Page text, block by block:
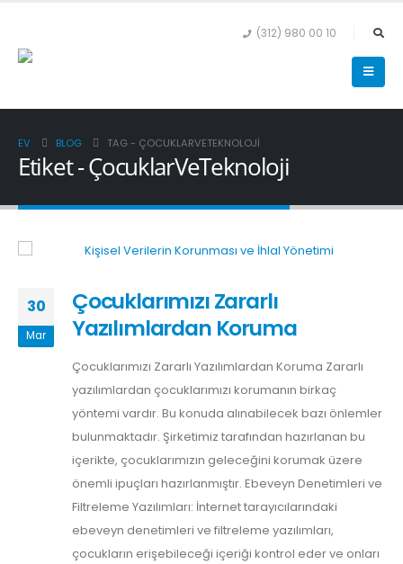
(312) 980 00 10
EV BLOG TAG - ÇOCUKLARVETEKNOLOJI
Etiket - ÇocuklarVeTeknoloji
30
Mar
Çocuklarımızı Zararlı
Yazılımlardan Koruma
Çocuklarımızı Zararlı Yazılımlardan Koruma Zararlı
yazılımlardan çocuklarımızı korumanın birkaç
yöntemi vardır. Bu konuda alınabilecek bazı önlemler
bulunmaktadır. Şirketimiz tarafından hazırlanan bu
içerikte, çocuklarımızın geleceğini korumak üzere
önemli ipuçları hazırlanmıştır. Ebeveyn Denetimleri ve
Filtreleme Yazılımları: İnternet tarayıcılarındaki
ebeveyn denetimleri ve filtreleme yazılımları,
çocukların erişebileceği içeriği kontrol eder ve onları